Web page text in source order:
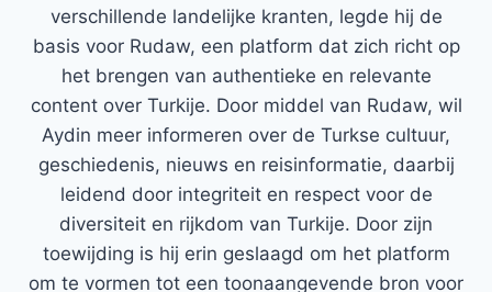
verschillende landelijke kranten, legde hij de
basis voor Rudaw, een platform dat zich richt op
het brengen van authentieke en relevante
content over Turkije. Door middel van Rudaw, wil
Aydin meer informeren over de Turkse cultuur,
geschiedenis, nieuws en reisinformatie, daarbij
leidend door integriteit en respect voor de
diversiteit en rijkdom van Turkije. Door zijn
toewijding is hij erin geslaagd om het platform
om te vormen tot een toonaangevende bron voor